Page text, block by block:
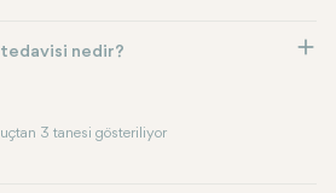
nedir?
3 tanesi gösteriliyor